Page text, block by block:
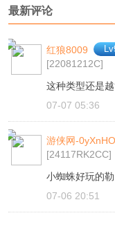
最新评论
红狼8009
[22081212C]
这种类型还是
07-07 05:36
游侠网-0yXnHO
[24117RK2CC]
小蜘蛛好玩的
07-06 20:51